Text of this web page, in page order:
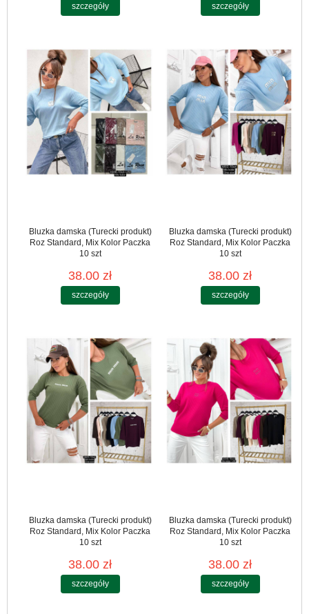
szczegóły szczegóły
Bluzka damska (Turecki produkt)
Roz Standard, Mix Kolor Paczka
10 szt
38.00 zł
szczegóły
Bluzka damska (Turecki produkt)
Roz Standard, Mix Kolor Paczka
10 szt
38.00 zł
szczegóły
Bluzka damska (Turecki produkt)
Roz Standard, Mix Kolor Paczka
10 szt
38.00 zł
szczegóły
Bluzka damska (Turecki produkt)
Roz Standard, Mix Kolor Paczka
10 szt
38.00 zł
szczegóły